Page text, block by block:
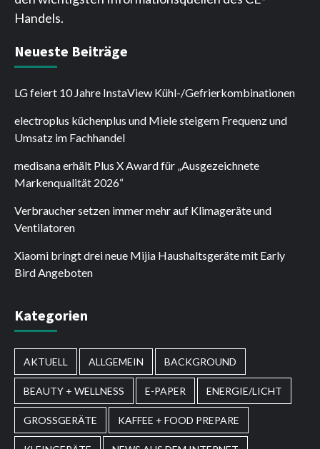
Handels.
Neueste Beiträge
LG feiert 10 Jahre InstaView Kühl-/Gefrierkombinationen
electroplus küchenplus und Miele steigern Frequenz und
Umsatz im Fachhandel
medisana erhält Plus X Award für „Ausgezeichnete
Markenqualität 2026“
Verbraucher setzen immer mehr auf Klimageräte und
Ventilatoren
Xiaomi bringt drei neue Mijia Haushaltsgeräte mit Early
Bird Angeboten
Kategorien
AKTUELL ALLGEMEIN BACKGROUND
BEAUTY + WELLNESS E-PAPER ENERGIE/LICHT
GROSSGERÄTE KAFFEE + FOOD PREPARE